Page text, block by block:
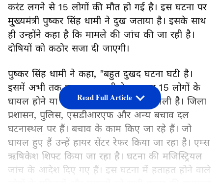
करंट लगने से 15 लोगों की मौत हो गई है। इस घटना पर
मु्ख्यमंत्री पुष्कर सिंह धामी ने दुख जताया है। इसके साथ
ही उन्होंने कहा है कि मामले की जांच की जा रही है।
दोषियों को कठोर सजा दी जाएगी।
पुष्कर सिंह धामी ने कहा, "बहुत दुखद घटना घटी है।
इसमें अभी तक प्राप्त जानकारी के अनुसार 15 लोगों के
घायल होने या हताहत होने की जानकारी मिली है। जिला
प्रशासन, पुलिस, एसडीआरएफ और अन्य बचाव दल
घटनास्थल पर हैं। बचाव के काम किए जा रहे हैं। जो
घायल हुए हैं उन्हें हायर सेंटर रेफर किया जा रहा है। एम्स
ऋषिकेश शिफ्ट किया जा रहा है। घटना की मजिस्ट्रियल
जांच के आदेश दिए गए हैं। इस घटना में हताहत होने वाले
Read Full Article